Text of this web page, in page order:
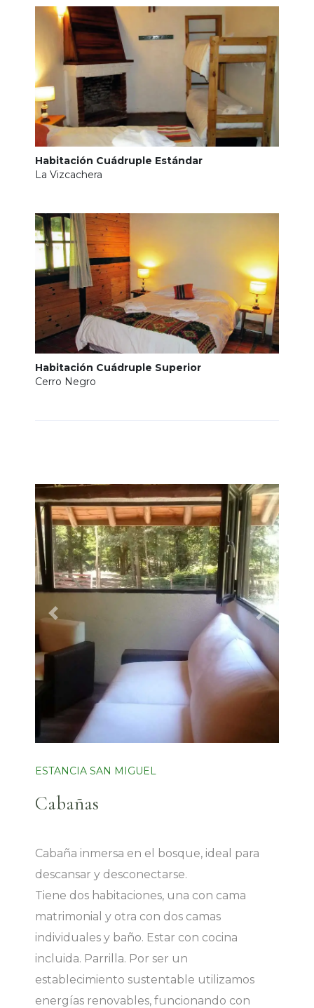
Habitación Cuádruple Estándar
La Vizcachera
Habitación Cuádruple Superior
Cerro Negro
Previous Next
ESTANCIA SAN MIGUEL
Cabañas
Cabaña inmersa en el bosque, ideal para
descansar y desconectarse.
Tiene dos habitaciones, una con cama
matrimonial y otra con dos camas
individuales y baño. Estar con cocina
incluida. Parrilla. Por ser un
establecimiento sustentable utilizamos
energías renovables, funcionando con